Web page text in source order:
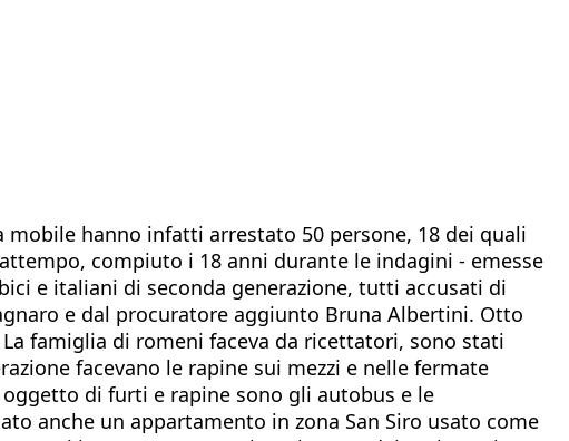
hanno infatti arrestato 50 persone, 18 dei quali
compiuto i 18 anni durante le indagini - emesse
e italiani di seconda generazione, tutti accusati di
e dal procuratore aggiunto Bruna Albertini. Otto
famiglia di romeni faceva da ricettatori, sono stati
facevano le rapine sui mezzi e nelle fermate
di furti e rapine sono gli autobus e le
anche un appartamento in zona San Siro usato come